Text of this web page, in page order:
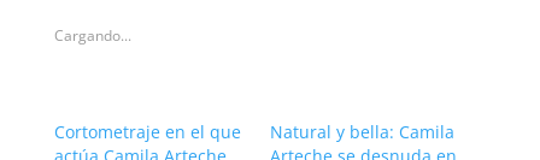
Cargando...
Cortometraje en el que
Natural y bella: Camila